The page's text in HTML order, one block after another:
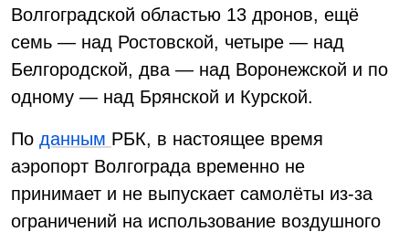
Волгоградской областью 13 дронов, ещё
семь — над Ростовской, четыре — над
Белгородской, два — над Воронежской и по
одному — над Брянской и Курской.
По данным РБК, в настоящее время
аэропорт Волгограда временно не
принимает и не выпускает самолёты из-за
ограничений на использование воздушного